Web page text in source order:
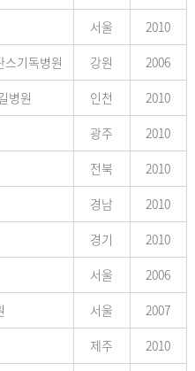
서울
2010
스기독병원
강원
2006
병원
인천
2010
광주
2010
전북 2010
경남
2010
경기
2010
서울
2006
서울
2007
제주 2010